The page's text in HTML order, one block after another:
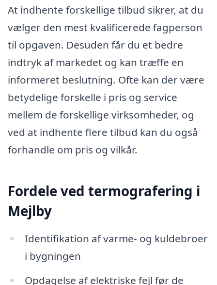
At indhente forskellige tilbud sikrer, at du
vælger den mest kvalificerede fagperson
til opgaven. Desuden får du et bedre
indtryk af markedet og kan træffe en
informeret beslutning. Ofte kan der være
betydelige forskelle i pris og service
mellem de forskellige virksomheder, og
ved at indhente flere tilbud kan du også
forhandle om pris og vilkår.
Fordele ved termografering i
Mejlby
Identifikation af varme- og kuldebroer
i bygningen
Opdagelse af elektriske fejl før de